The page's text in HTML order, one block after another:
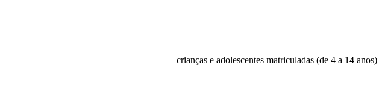
crianças e adolescentes matriculadas (de 4 a 14 anos)